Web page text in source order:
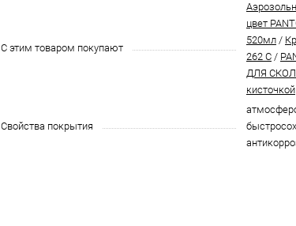
С этим товаром покупают
цвет
520мл /
262 C /
ДЛЯ
кисточкой
Свойства покрытия